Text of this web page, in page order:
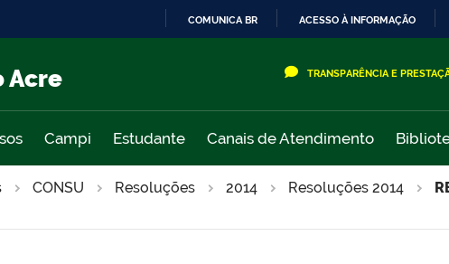
COMUNICA BR ACESSO À INFORMAÇÃO
Acre TRANSPARÊNCIA E
Campi Estudante Canais de Atendimento
CONSU Resoluções 2014 Resoluções 2014